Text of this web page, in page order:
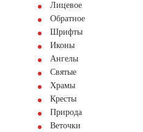
Лицевое
Обратное
Шрифты
Иконы
Ангелы
Святые
Храмы
Кресты
Природа
Веточки